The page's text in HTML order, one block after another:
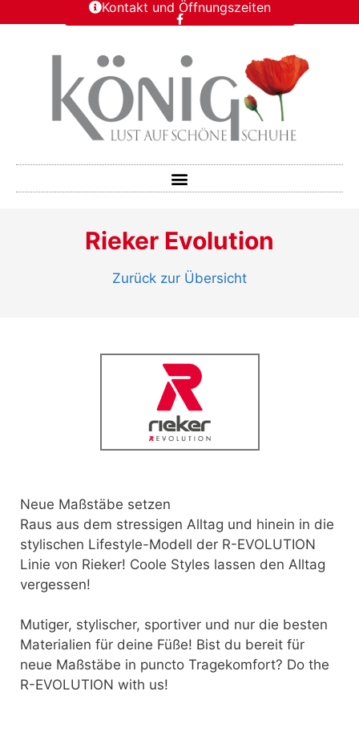
Kontakt und Öffnungszeiten
Rieker Evolution
Zurück zur Übersicht
Neue Maßstäbe setzen
Raus aus dem stressigen Alltag und hinein in die
stylischen Lifestyle-Modell der R-EVOLUTION
Linie von Rieker! Coole Styles lassen den Alltag
vergessen!
Mutiger, stylischer, sportiver und nur die besten
Materialien für deine Füße! Bist du bereit für
neue Maßstäbe in puncto Tragekomfort? Do the
R-EVOLUTION with us!